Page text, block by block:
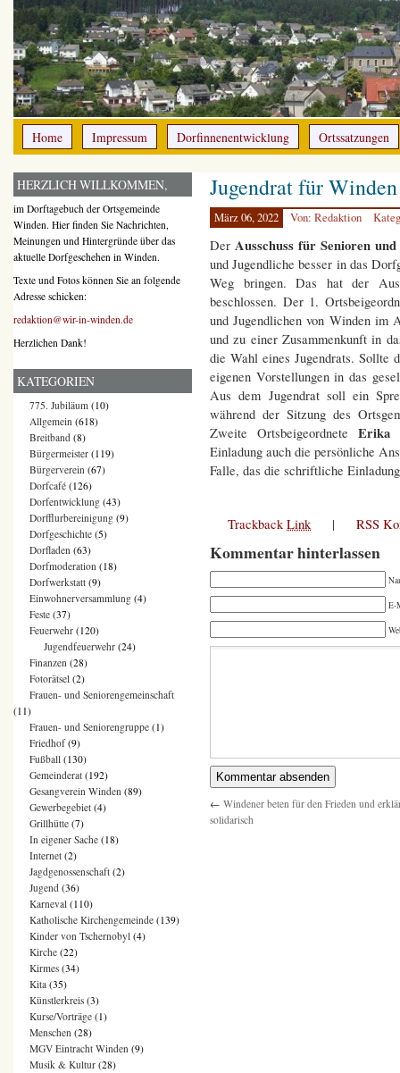
Home Impressum Dorfinnenentwicklung Ortssatzungen
Jugendrat für Winden
März 06, 2022 Von: Redaktion
DerAusschuss für Senioren
und Jugendliche besser in das
Weg bringen. Das hat der
beschlossen. Der 1.
und Jugendlichen von Winden im
und zu einer Zusammenkunft in
die Wahl eines Jugendrats. Sollte
eigenen Vorstellungen in das
Aus dem Jugendrat soll ein
während der Sitzung des
Zweite Ortsbeigeordnete Erika
Einladung auch die persönliche
Falle, das die schriftliche
TrackbackLink | RSS
Kommentar hinterlassen
E-
← Windener beten für den Frieden und
solidarisch
HERZLICH WILLKOMMEN,
im Dorftagebuch der Ortsgemeinde
Winden. Hier finden Sie Nachrichten,
Meinungen und Hintergründe über das
aktuelle Dorfgeschehen in Winden.
Texte und Fotos können Sie an folgende
Adresse schicken:
redaktion@wir-in-winden.de
Herzlichen Dank!
KATEGORIEN
775. Jubiläum (10)
Allgemein (618)
Breitband (8)
Bürgermeister (119)
Bürgerverein (67)
Dorfcafé (126)
Dorfentwicklung (43)
Dorfflurbereinigung (9)
Dorfgeschichte (5)
Dorfladen (63)
Dorfmoderation (18)
Dorfwerkstatt (9)
Einwohnerversammlung (4)
Feste (37)
Feuerwehr (120)
Jugendfeuerwehr (24)
Finanzen (28)
Fotorätsel (2)
Frauen- und Seniorengemeinschaft
(11)
Frauen- und Seniorengruppe (1)
Friedhof(9)
Fußball (130)
Gemeinderat (192)
Gesangverein Winden (89)
Gewerbegebiet (4)
Grillhütte (7)
In eigener Sache (18)
Internet (2)
Jagdgenossenschaft (2)
Jugend (36)
Karneval (110)
Katholische Kirchengemeinde (139)
Kinder von Tschernobyl (4)
Kirche (22)
Kirmes (34)
Kita (35)
Künstlerkreis (3)
Kurse/Vorträge (1)
Menschen (28)
MGV Eintracht Winden (9)
Musik & Kultur (28)